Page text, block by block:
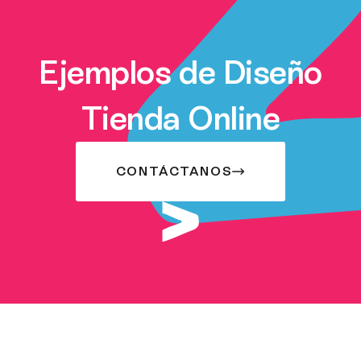
Ejemplos de Diseño
Tienda Online
CONTÁCTANOS